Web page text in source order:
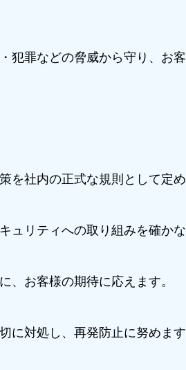
罪などの脅威から守り、お
社内の正式な規則として定め
リティへの取り組みを確かな
お客様の期待に応えます。
対処し、再発防止に努めます